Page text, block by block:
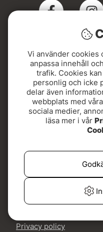
Click & Collect
Beställ online och
fått SMS. Snabbt,
utbud av
Adressen hittar du här:
Kontovägen 5, 175 62
Mer om Fishline
Köp- och leveransvillkor
Privacy policy
Vi använder
anpassa innehåll
trafik. Cookies
personlig och icke
delar även
webbplats med
sociala medier,
läsa mer i vår